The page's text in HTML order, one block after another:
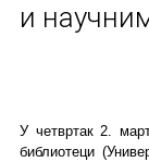
и
У четвртак 2.
библиотеци